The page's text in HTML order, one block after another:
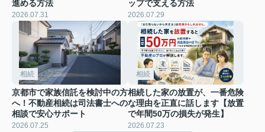
進める方法
2026.07.31
ップで支える方法
2026.07.29
相続
京都市で家族信託を検討中の方
へ！不動産相続は司法書士への
相談で安心サポート
2026.07.25
相続
相続した家の放置が、一番危険
な理由を正直に話します【放置
で年間50万の損失が発生】
2026.07.23